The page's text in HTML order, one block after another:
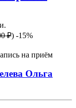
₽) -15%
на приём
Ольга